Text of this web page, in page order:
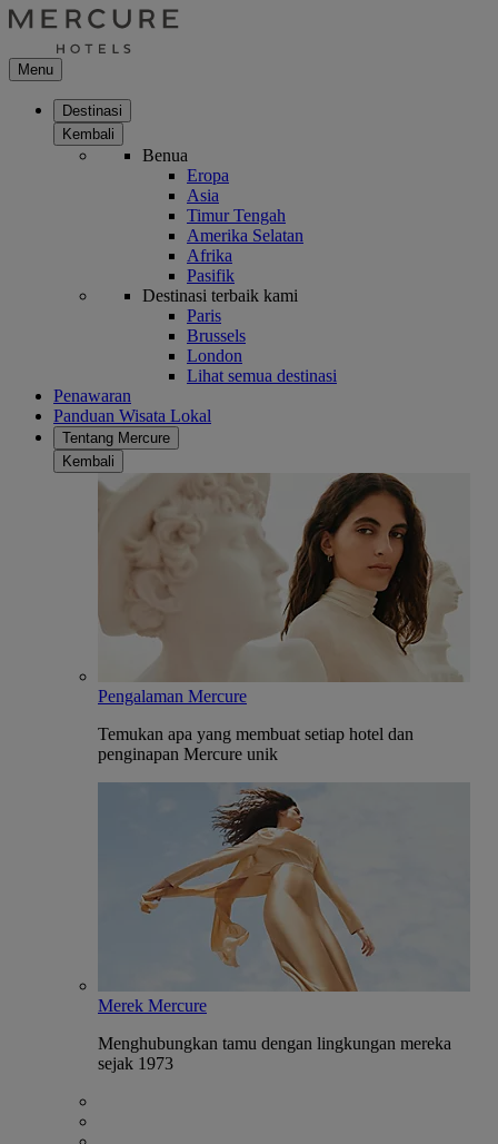
Menu
Destinasi
Kembali
Benua
Eropa
Asia
Timur Tengah
Amerika Selatan
Afrika
Pasifik
Destinasi terbaik kami
Paris
Brussels
London
Lihat semua destinasi
Penawaran
Panduan Wisata Lokal
Tentang Mercure
Kembali
Pengalaman Mercure
Temukan apa yang membuat setiap hotel dan
penginapan Mercure unik
Merek Mercure
Menghubungkan tamu dengan lingkungan mereka
sejak 1973